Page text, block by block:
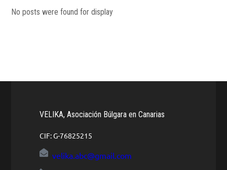
No posts were found for display
VELIKA, Asociación Búlgara en Canarias
CIF: G-76825215
velika.abc@gmail.com